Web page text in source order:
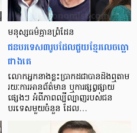
មនុស្ស​ធម៌​គ្មាន​ព្រំដែន
ជន​បរទេស​៣​រូប​ដែល​ជួយ​ខ្មែរ​លេច​ធ្លោ​
ជាង​គេ
លោកអ្នក​នាង​ខ្លះ​ប្រាកដ​ជា​បាន​​ដឹង​ឮ​តាម​
រយៈ​ការ​អាន​ព័ត៌មាន ឬ​ការ​ផ្សព្វផ្សាយ​
ផ្សេងៗ អំពី​ភាព​ល្បីល្បាញ​របស់​ជន​
បរទេស​មួយ​ចំនួន ដែល…